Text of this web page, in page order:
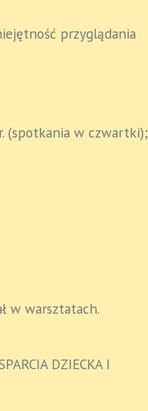
przyglądania
(spotkania w czwartki);
w warsztatach.
DZIECKA I